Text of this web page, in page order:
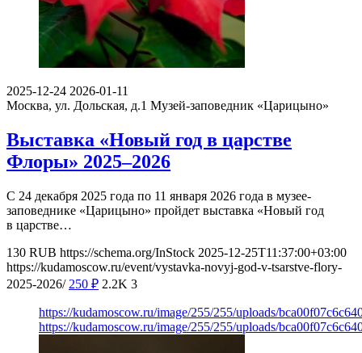
2025-12-24 2026-01-11
Москва, ул. Дольская, д.1 Музей-заповедник «Царицыно»
Выставка «Новый год в царстве
Флоры» 2025–2026
С 24 декабря 2025 года по 11 января 2026 года в музее-
заповеднике «Царицыно» пройдет выставка «Новый год
в царстве…
130 RUB https://schema.org/InStock 2025-12-25T11:37:00+03:00
https://kudamoscow.ru/event/vystavka-novyj-god-v-tsarstve-flory-
2025-2026/ 250 ₽ 2.2K 3
https://kudamoscow.ru/image/255/255/uploads/
https://kudamoscow.ru/image/255/255/uploads/